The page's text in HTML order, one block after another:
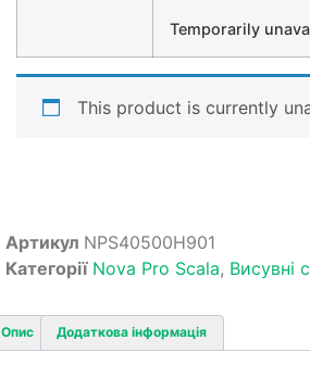
Temporarily
This product is currently
Артикул NPS40500H901
Категорії Nova Pro Scala, Висувні
Опис Додаткова інформація